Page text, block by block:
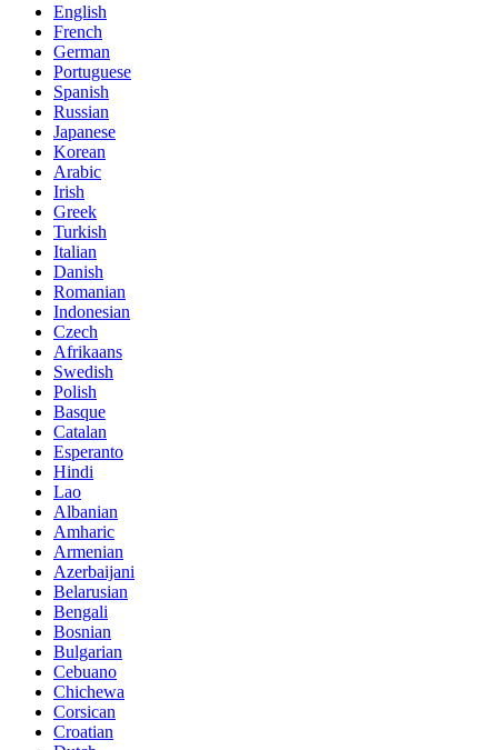
English
French
German
Portuguese
Spanish
Russian
Japanese
Korean
Arabic
Irish
Greek
Turkish
Italian
Danish
Romanian
Indonesian
Czech
Afrikaans
Swedish
Polish
Basque
Catalan
Esperanto
Hindi
Lao
Albanian
Amharic
Armenian
Azerbaijani
Belarusian
Bengali
Bosnian
Bulgarian
Cebuano
Chichewa
Corsican
Croatian